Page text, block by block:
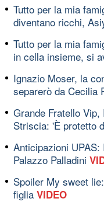
Tutto per la mia
diventano ricchi,
Tutto per la mia
in cella insieme, si
Ignazio Moser, la
separerò da Cecilia
Grande Fratello
Striscia: 'È protetto
Anticipazioni
Palazzo Palladini
Spoiler My sweet
figlia VIDEO